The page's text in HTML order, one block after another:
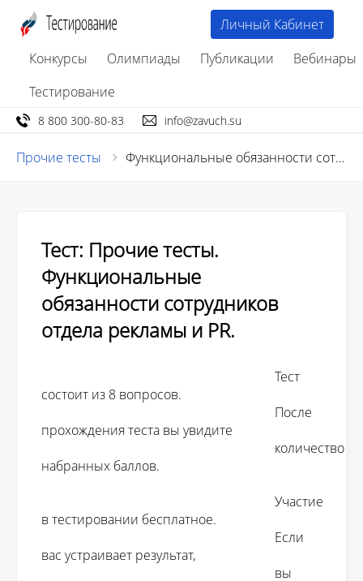
Конкурсы Олимпиады Публикации
Вебинары
Тестирование
Личный Кабинет
8 800 300-80-83 info@zavuch.su
Прочие тесты Функциональные обязанности сотрудников отдела рекламы и PR
Тест: Прочие тесты.
Функциональные
обязанности сотрудников
отдела рекламы и PR.
состоит из 8 вопросов.
прохождения теста вы увидите
набранных баллов.
в тестировании бесплатное.
вас устраивает результат,